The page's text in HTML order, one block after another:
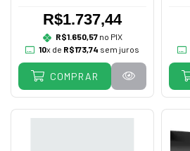
R$1.737,44
R$1.650,57no PIX
10x de R$173,74 sem juros
COMPRAR